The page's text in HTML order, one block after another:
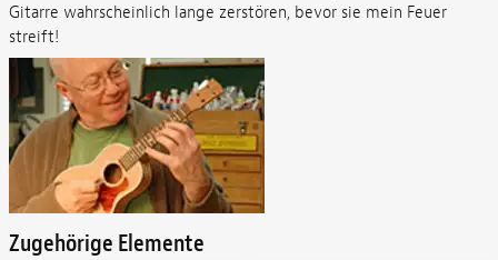
Gitarre wahrscheinlich lange zerstören, bevor sie mein Feuer
streift!
Zugehörige Elemente